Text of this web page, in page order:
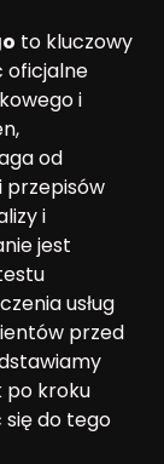
to kluczowy
oficjalne
i
od
przepisów
i
jest
usług
przed
po kroku
się do tego